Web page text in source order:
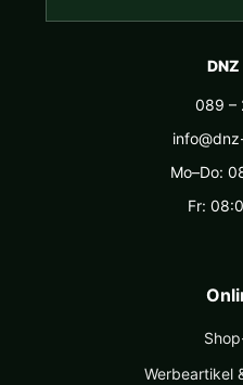
DNZ
089 –
Mo–Do:
Fr:
Werbeartikel